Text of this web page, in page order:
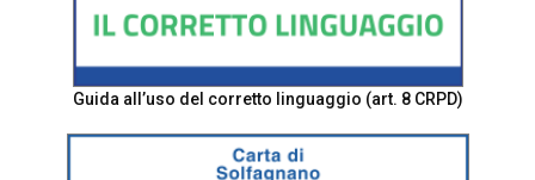
Guida all’uso del corretto linguaggio (art. 8 CRPD)